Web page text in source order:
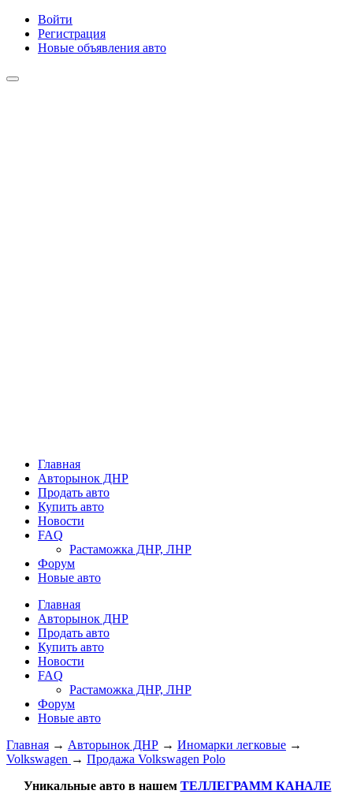
Войти
Регистрация
Новые объявления авто
Главная
Авторынок ДНР
Продать авто
Купить авто
Новости
FAQ
Растаможка ДНР, ЛНР
Форум
Новые авто
Главная
Авторынок ДНР
Продать авто
Купить авто
Новости
FAQ
Растаможка ДНР, ЛНР
Форум
Новые авто
Главная → Авторынок ДНР → Иномарки легковые →
Volkswagen → Продажа Volkswagen Polo
Уникальные авто в нашем ТЕЛЛЕГРАММ КАНАЛЕ